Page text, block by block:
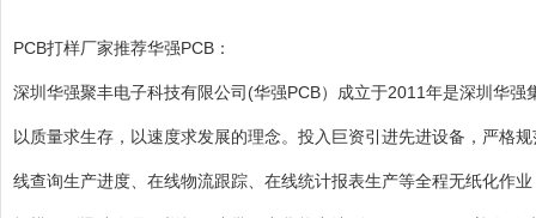
PCB打样厂家推荐华强PCB：
深圳华强聚丰电子科技有限公司(华强PCB）成立于2011年是深圳华强
以质量求生存，以速度求发展的理念。投入巨资引进先进设备，严格
线查询生产进度、在线物流跟踪、在线统计报表生产等全程无纸化作